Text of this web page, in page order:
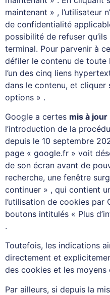
maintenant » , l’utilisateur
de confidentialité
possibilité de refuser
terminal. Pour parvenir à
défiler le contenu de toute
l’un des cinq liens
dans le contenu, et cliquer
options » .
Google a certes mis à jour
l’introduction de la
depuis le 10 septembre
page « google.fr » voit
de son écran avant de
recherche, une fenêtre
continuer » , qui contient
l’utilisation de cookies
boutons intitulés « Plus
.
Toutefois, les indications
directement et
des cookies et les moyens
Par ailleurs, si depuis la